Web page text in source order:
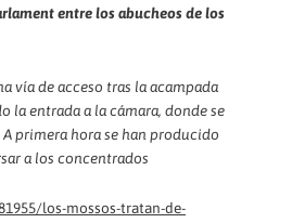
entre los abucheos de los
vía de acceso tras la acampada
la entrada a la cámara, donde se
primera hora se han producido
a los concentrados
los-mossos-tratan-de-